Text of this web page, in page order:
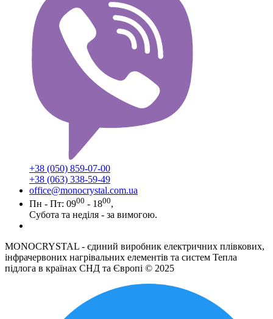
+38 (050) 859-07-00
+38 (063) 338-59-49
office@monocrystal.com.ua
Пн - Пт: 0900 - 1800,
Субота та неділя - за вимогою.
MONOCRYSTAL - єдиний виробник електричних плівкових,
інфрачервоних нагрівальних елементів та систем Тепла
підлога в країнах СНД та Європі © 2025